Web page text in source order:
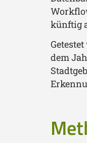
künftig
dem